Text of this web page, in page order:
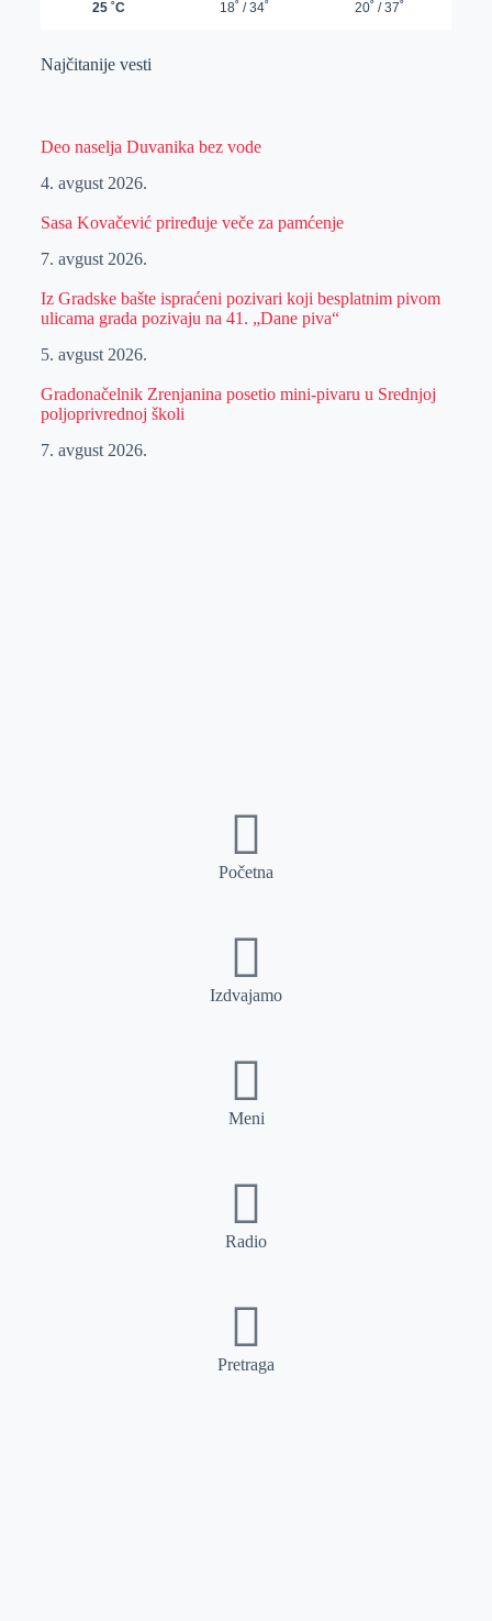
Najčitanije vesti
Deo naselja Duvanika bez vode
4. avgust 2026.
Sasa Kovačević priređuje veče za pamćenje
7. avgust 2026.
Iz Gradske bašte ispraćeni pozivari koji besplatnim pivom
ulicama grada pozivaju na 41. „Dane piva“
5. avgust 2026.
Gradonačelnik Zrenjanina posetio mini-pivaru u Srednjoj
poljoprivrednoj školi
7. avgust 2026.
Početna
Izdvajamo
Meni
Radio
Pretraga